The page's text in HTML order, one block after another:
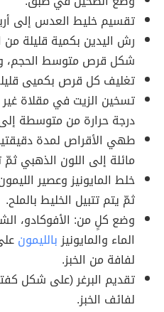
تقسيم خليط العدس إلى
رش اليدين بكمية قليلة
شكل قرص متوسط الحجم،
تغليف كل قرص بكميى
تسخين الزيت في مقلاة
درجة حرارة من متوسطة
طهي الأقراص لمدة
مائلة إلى اللون الذهبي
خلط المايونيز وعصير
ثمّ يتم تتبيل الخليط بالملح.
وضع كلٍ من: الأفوكادو،
الماء والمايونيزبالليمون
لفافة من الخبز.
تقديم البرغر (على شكل
لفائف الخبز.